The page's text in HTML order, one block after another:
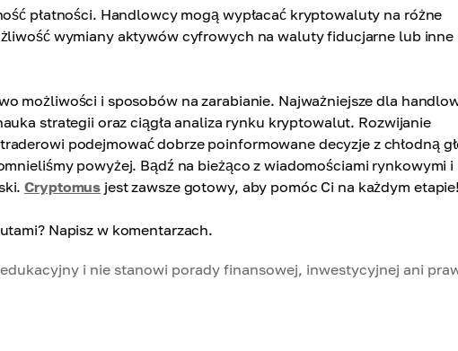
płatności. Handlowcy mogą wypłacać kryptowaluty na różne
wymiany aktywów cyfrowych na waluty fiducjarne lub inne
możliwości i sposobów na zarabianie. Najważniejsze dla
strategii oraz ciągła analiza rynku kryptowalut. Rozwijanie
podejmować dobrze poinformowane decyzje z chłodną
powyżej. Bądź na bieżąco z wiadomościami rynkowymi i
Cryptomus jest zawsze gotowy, aby pomóc Ci na każdym
Napisz w komentarzach.
i nie stanowi porady finansowej, inwestycyjnej ani